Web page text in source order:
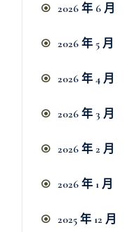
2026 年 6 月
2026 年 5 月
2026 年 4 月
2026 年 3 月
2026 年 2 月
2026 年 1 月
2025 年 12 月